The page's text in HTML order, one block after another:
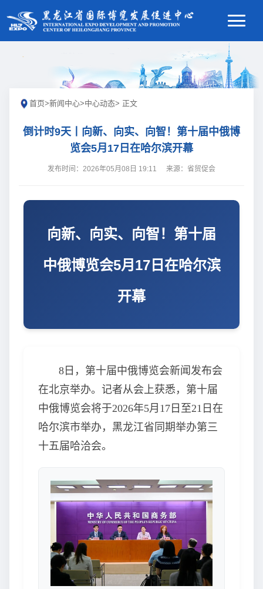
首页>新闻中心>中心动态> 正文
倒计时9天丨向新、向实、向智！第十届中俄博
览会5月17日在哈尔滨开幕
发布时间：2026年05月08日 19:11 来源：省贸促会
向新、向实、向智！第十届
中俄博览会5月17日在哈尔滨
开幕
8日，第十届中俄博览会新闻发布会
在北京举办。记者从会上获悉，第十届
中俄博览会将于2026年5月17日至21日在
哈尔滨市举办，黑龙江省同期举办第三
十五届哈洽会。